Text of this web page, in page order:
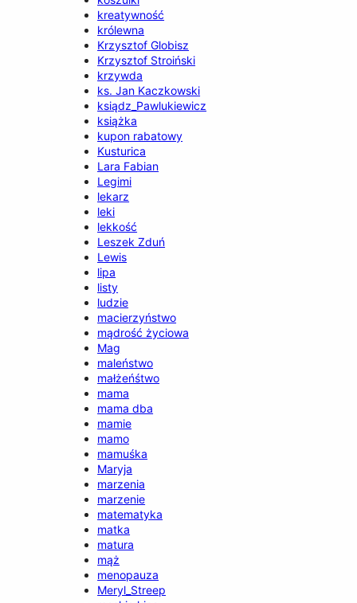
kreatywność
królewna
Krzysztof Globisz
Krzysztof Stroiński
krzywda
ks. Jan Kaczkowski
ksiądz_Pawlukiewicz
książka
kupon rabatowy
Kusturica
Lara Fabian
Legimi
lekarz
leki
lekkość
Leszek Zduń
Lewis
lipa
listy
ludzie
macierzyństwo
mądrość życiowa
Mag
maleństwo
małżeńśtwo
mama
mama dba
mamie
mamo
mamuśka
Maryja
marzenia
marzenie
matematyka
matka
matura
mąż
menopauza
Meryl_Streep